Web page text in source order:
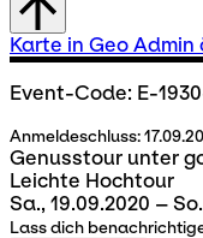
Karte in Geo Admin
Event-Code: E-
Anmeldeschluss:
Genusstour unter
Leichte Hochtour
Sa., 19.09.2020 –
Lass dich